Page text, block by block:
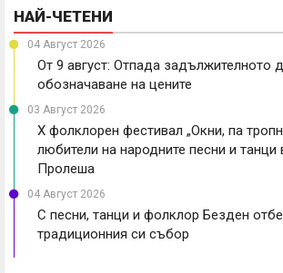
НАЙ-ЧЕТЕНИ
04 Август 2026
От 9 август: Отпада задължителното
обозначаване на цените
03 Август 2026
X фолклорен фестивал „Окни, па
любители на народните песни и танци
Пролеша
04 Август 2026
С песни, танци и фолклор Безден
традиционния си събор